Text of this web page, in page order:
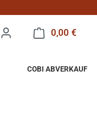
0,00 €
COBI ABVERKAUF